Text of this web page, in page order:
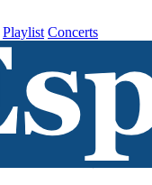
Playlist Concerts